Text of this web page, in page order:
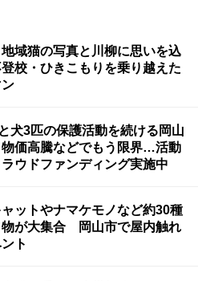
地域猫の写真と川柳に思いを込
校・ひきこもりを乗り越えた
犬3匹の保護活動を続ける岡山
価高騰などでもう限界…活動
ウドファンディング実施中
ャットやナマケモノなど約30種
物が大集合 岡山市で屋内触れ
ト